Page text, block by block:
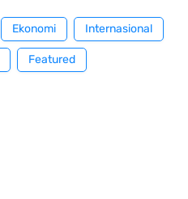
Ekonomi Internasional
Featured